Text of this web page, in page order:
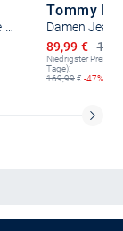
Tommy
Ermäßigter
89,99 €
Niedrigster Preis
Tage):
169,99€ -47%